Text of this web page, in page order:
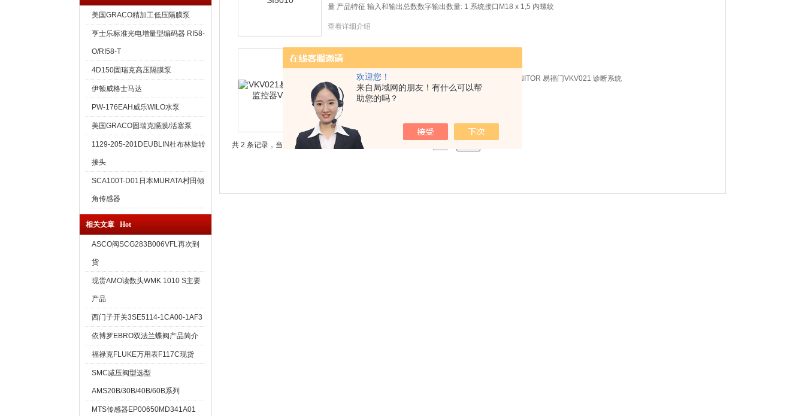
欢迎您！
来自局域网的朋友！有什么可以帮
助您的吗？
美国GRACO精加工低压隔膜泵
亨士乐标准光电增量型编码器 RI58-
O/RI58-T
4D150固瑞克高压隔膜泵
伊顿威格士马达
PW-176EAH威乐WILO水泵
美国GRACO固瑞克膈膜/活塞泵
1129-205-201DEUBLIN杜布林旋转
接头
SCA100T-D01日本MURATA村田倾
角传感器
相关文章 Hot
ASCO阀SCG283B006VFL再次到
货
现货AMO读数头WMK 1010 S主要
产品
西门子开关3SE5114-1CA00-1AF3
依博罗EBRO双法兰蝶阀产品简介
福禄克FLUKE万用表F117C现货
SMC减压阀型选型
AMS20B/30B/40B/60B系列
MTS传感器EP00650MD341A01
量 产品特征 输入和输出总数数字输出数量: 1 系统接口M18 x 1,5 内螺纹
查看详细介绍
易福门振动监控器VKV021
易福门振动监控器VKV021 易福门VKV021 |‌ VIBRATION MONITOR 易福门VKV021 诊断系统
查看详细介绍
共 2 条记录，当前 1 / 1 页 首页 上一页 下一页 末页 跳转到第